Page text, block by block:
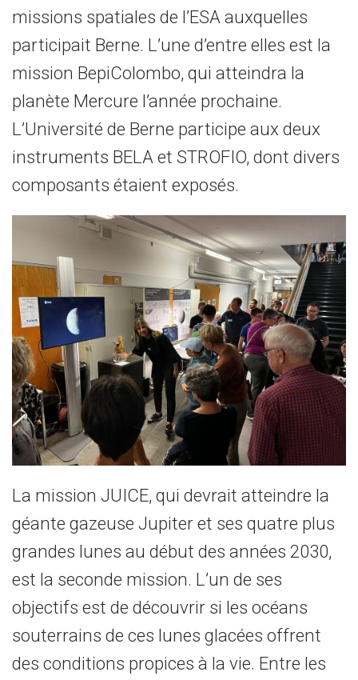
missions spatiales de l’ESA auxquelles
participait Berne. L’une d’entre elles est la
mission BepiColombo, qui atteindra la
planète Mercure l’année prochaine.
L’Université de Berne participe aux deux
instruments BELA et STROFIO, dont divers
composants étaient exposés.
La mission JUICE, qui devrait atteindre la
géante gazeuse Jupiter et ses quatre plus
grandes lunes au début des années 2030,
est la seconde mission. L’un de ses
objectifs est de découvrir si les océans
souterrains de ces lunes glacées offrent
des conditions propices à la vie. Entre les